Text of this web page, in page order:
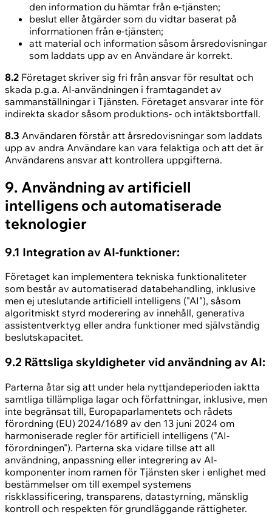
den information du hämtar från e-tjänsten;
beslut eller åtgärder som du vidtar baserat på
informationen från e-tjänsten;
att material och information såsom årsredovisningar
som laddats upp av en Användare är korrekt.
8.2 Företaget skriver sig fri från ansvar för resultat och
skada p.g.a. AI-användningen i framtagandet av
sammanställningar i Tjänsten. Företaget ansvarar inte för
indirekta skador såsom produktions- och intäktsbortfall.
8.3 Användaren förstår att årsredovisningar som laddats
upp av andra Användare kan vara felaktiga och att det är
Användarens ansvar att kontrollera uppgifterna.
9. Användning av artificiell
intelligens och automatiserade
teknologier
9.1 Integration av AI-funktioner:
Företaget kan implementera tekniska funktionaliteter
som består av automatiserad databehandling, inklusive
men ej uteslutande artificiell intelligens ("AI"), såsom
algoritmiskt styrd moderering av innehåll, generativa
assistentverktyg eller andra funktioner med självständig
beslutskapacitet.
9.2 Rättsliga skyldigheter vid användning av AI:
Parterna åtar sig att under hela nyttjandeperioden iaktta
samtliga tillämpliga lagar och författningar, inklusive, men
inte begränsat till, Europaparlamentets och rådets
förordning (EU) 2024/1689 av den 13 juni 2024 om
harmoniserade regler för artificiell intelligens ("AI-
förordningen"). Parterna ska vidare tillse att all
användning, anpassning eller integrering av AI-
komponenter inom ramen för Tjänsten sker i enlighet med
bestämmelser om till exempel systemens
riskklassificering, transparens, datastyrning, mänsklig
kontroll och respekten för grundläggande rättigheter.